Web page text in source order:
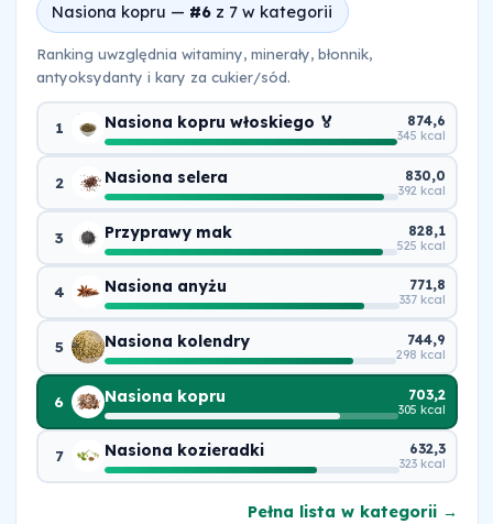
Nasiona kopru — #6 z 7 w kategorii
Ranking uwzględnia witaminy, minerały, błonnik,
antyoksydanty i kary za cukier/sód.
1 Nasiona kopru włoskiego 🏅 874,6
345 kcal
2 Nasiona selera 830,0
392 kcal
3 Przyprawy mak 828,1
525 kcal
4 Nasiona anyżu 771,8
337 kcal
5 Nasiona kolendry 744,9
298 kcal
6 Nasiona kopru 703,2
305 kcal
7 Nasiona kozieradki 632,3
323 kcal
Pełna lista w kategorii →